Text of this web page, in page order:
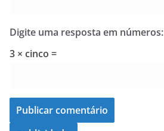
Digite uma resposta em números:
3 × cinco =